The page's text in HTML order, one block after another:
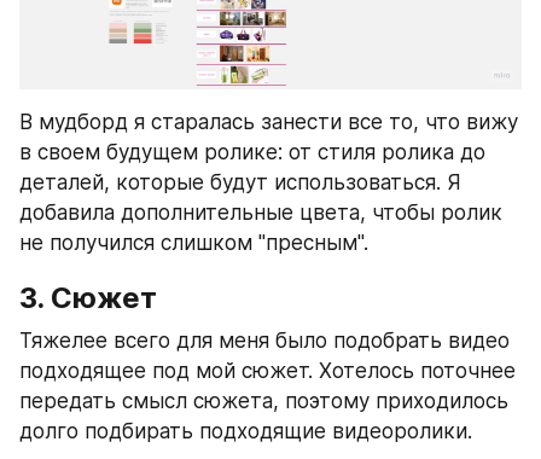
В мудборд я старалась занести все то, что вижу
в своем будущем ролике: от стиля ролика до
деталей, которые будут использоваться. Я
добавила дополнительные цвета, чтобы ролик
не получился слишком "пресным".
3. Сюжет
Тяжелее всего для меня было подобрать видео
подходящее под мой сюжет. Хотелось поточнее
передать смысл сюжета, поэтому приходилось
долго подбирать подходящие видеоролики.